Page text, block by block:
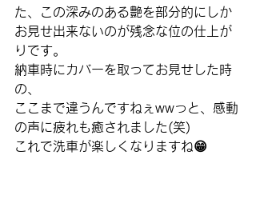
た、この深みのある艶を部分的にしか
お見せ出来ないのが残念な位の仕上が
りです。
納車時にカバーを取ってお見せした時
の、
ここまで違うんですねぇwwっと、感動
の声に疲れも癒されました(笑)
これで洗車が楽しくなりますね😁